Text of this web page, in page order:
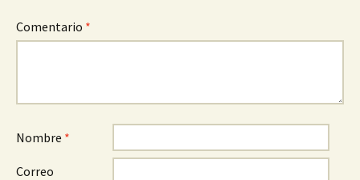
Comentario *
Nombre *
Correo